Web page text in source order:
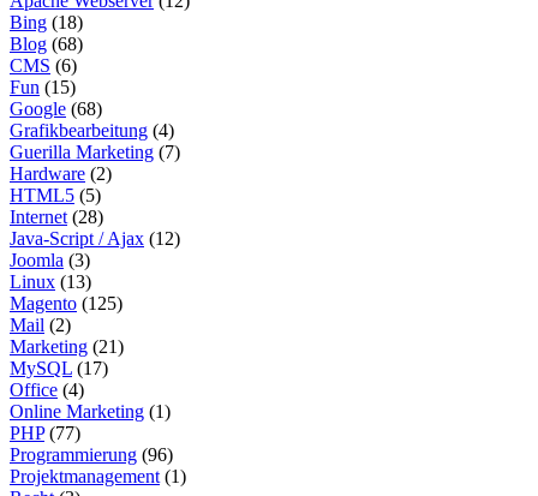
Bing (18)
Blog (68)
CMS (6)
Fun (15)
Google (68)
Grafikbearbeitung (4)
Guerilla Marketing (7)
Hardware (2)
HTML5 (5)
Internet (28)
Java-Script / Ajax (12)
Joomla (3)
Linux (13)
Magento (125)
Mail (2)
Marketing (21)
MySQL (17)
Office (4)
Online Marketing (1)
PHP(77)
Programmierung (96)
Projektmanagement (1)